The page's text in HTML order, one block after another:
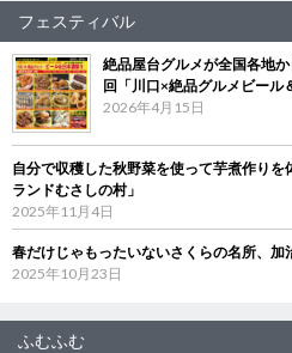
フェスティバル
絶品屋台グルメが全国各地
回「川口×絶品グルメビール
2026年4月15日
自分で収穫した秋野菜を使って芋煮作り
ランドむさしの村」
2025年11月4日
春だけじゃもったいないさくらの名所、加
2025年10月23日
ふむふむ